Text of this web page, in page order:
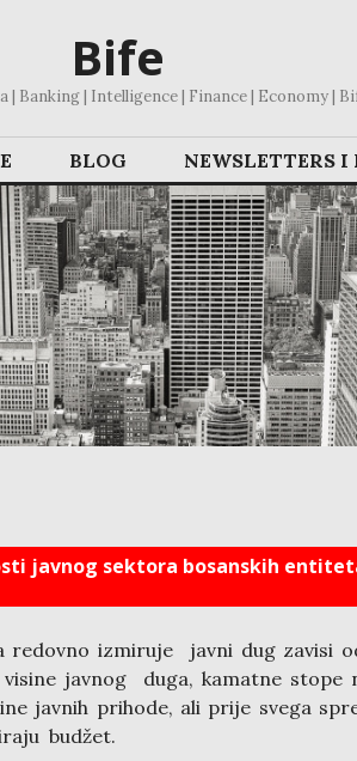
Bife
Banking | Intelligence | Finance | Economy |
BLOG NEWSLETTERS
javnog sektora bosanskih
redovno izmiruje javni dug zavisi
javnog duga, kamatne stope
javnih prihode, ali prije svega
budžet.